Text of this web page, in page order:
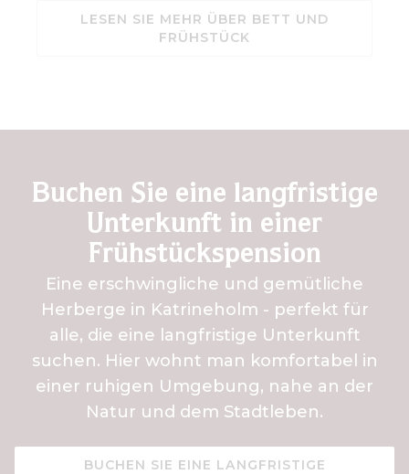
LESEN SIE MEHR ÜBER BETT UND
FRÜHSTÜCK
Buchen Sie eine langfristige
Unterkunft in einer
Frühstückspension
Eine erschwingliche und gemütliche
Herberge in Katrineholm - perfekt für
alle, die eine langfristige Unterkunft
suchen. Hier wohnt man komfortabel in
einer ruhigen Umgebung, nahe an der
Natur und dem Stadtleben.
BUCHEN SIE EINE LANGFRISTIGE